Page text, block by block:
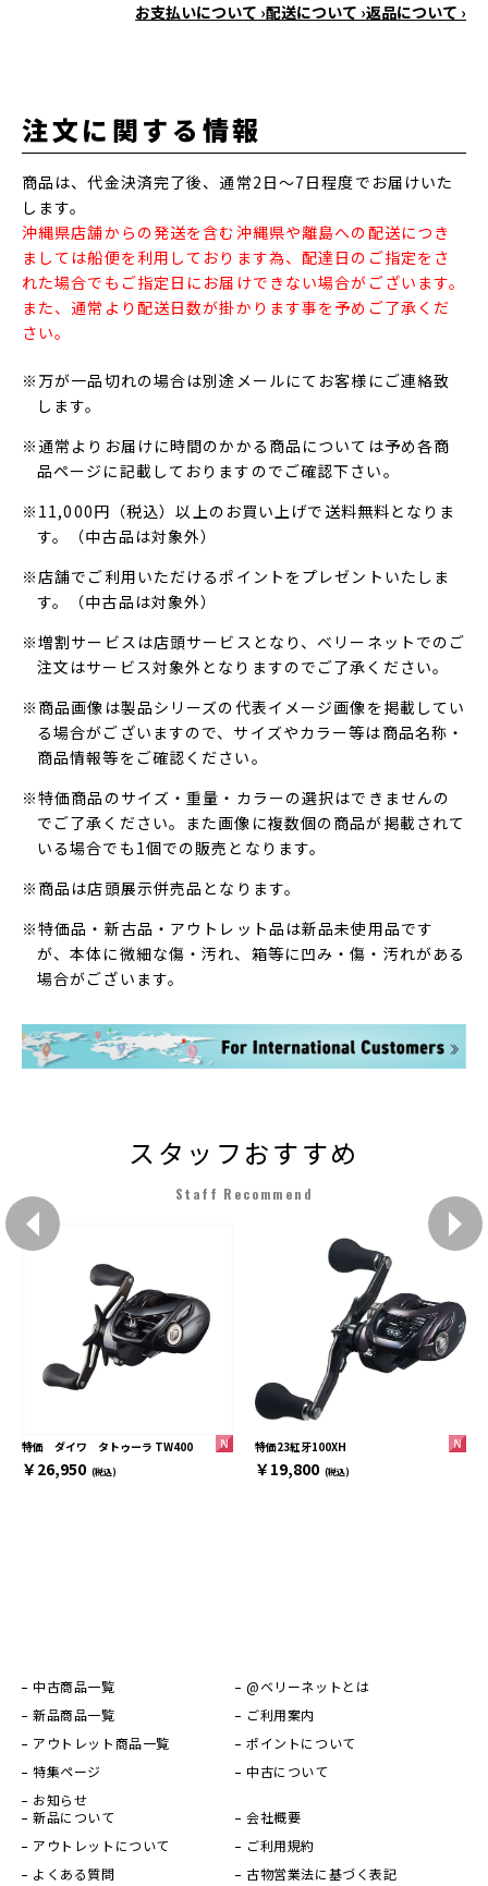
お支払いについて ›配送について ›返品について ›
注文に関する情報
商品は、代金決済完了後、通常2日～7日程度でお届けいた
します。
沖縄県店舗からの発送を含む沖縄県や離島への配送につき
ましては船便を利用しております為、配達日のご指定をさ
れた場合でもご指定日にお届けできない場合がございます。
また、通常より配送日数が掛かります事を予めご了承くだ
さい。
※万が一品切れの場合は別途メールにてお客様にご連絡致
します。
※通常よりお届けに時間のかかる商品については予め各商
品ページに記載しておりますのでご確認下さい。
※11,000円（税込）以上のお買い上げで送料無料となりま
す。（中古品は対象外）
※店舗でご利用いただけるポイントをプレゼントいたしま
す。（中古品は対象外）
※増割サービスは店頭サービスとなり、ベリーネットでのご
注文はサービス対象外となりますのでご了承ください。
※商品画像は製品シリーズの代表イメージ画像を掲載してい
る場合がございますので、サイズやカラー等は商品名称・
商品情報等をご確認ください。
※特価商品のサイズ・重量・カラーの選択はできませんの
でご了承ください。また画像に複数個の商品が掲載されて
いる場合でも1個での販売となります。
※商品は店頭展示併売品となります。
※特価品・新古品・アウトレット品は新品未使用品です
が、本体に微細な傷・汚れ、箱等に凹み・傷・汚れがある
場合がございます。
スタッフおすすめ
Staff Recommend
特価 ダイワ タトゥーラ TW400
￥26,950 (税込)
特価23紅牙100XH
￥19,800 (税込)
中古商品一覧
新品商品一覧
アウトレット商品一覧
特集ページ
お知らせ
@ベリーネットとは
ご利用案内
ポイントについて
中古について
新品について
アウトレットについて
よくある質問
会社概要
ご利用規約
古物営業法に基づく表記